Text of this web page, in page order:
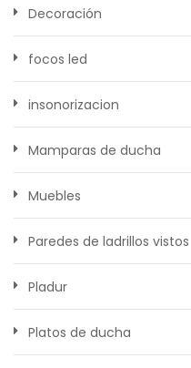
Decoración
focos led
insonorizacion
Mamparas de ducha
Muebles
Paredes de ladrillos vistos
Pladur
Platos de ducha